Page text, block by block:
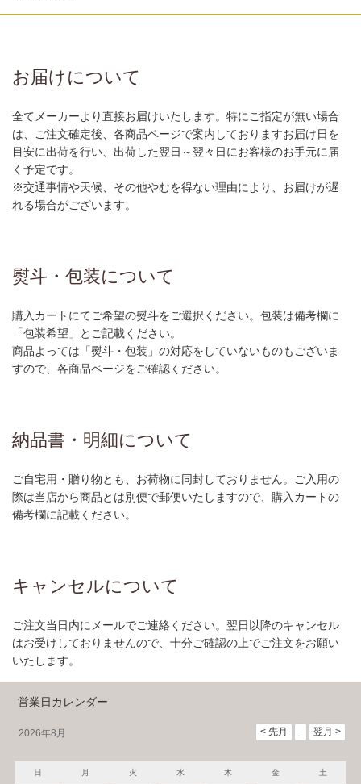
お届けについて
全てメーカーより直接お届けいたします。特にご指定が無い場合
は、ご注文確定後、各商品ページで案内しておりますお届け日を
目安に出荷を行い、出荷した翌日～翌々日にお客様のお手元に届
く予定です。
※交通事情や天候、その他やむを得ない理由により、お届けが遅
れる場合がございます。
熨斗・包装について
購入カートにてご希望の熨斗をご選択ください。包装は備考欄に
「包装希望」とご記載ください。
商品よっては「熨斗・包装」の対応をしていないものもございま
すので、各商品ページをご確認ください。
納品書・明細について
ご自宅用・贈り物とも、お荷物に同封しておりません。ご入用の
際は当店から商品とは別便で郵便いたしますので、購入カートの
備考欄に記載ください。
キャンセルについて
ご注文当日内にメールでご連絡ください。翌日以降のキャンセル
はお受けしておりませんので、十分ご確認の上でご注文をお願い
いたします。
営業日カレンダー
2026年8月
日 月 火 水 木 金 土